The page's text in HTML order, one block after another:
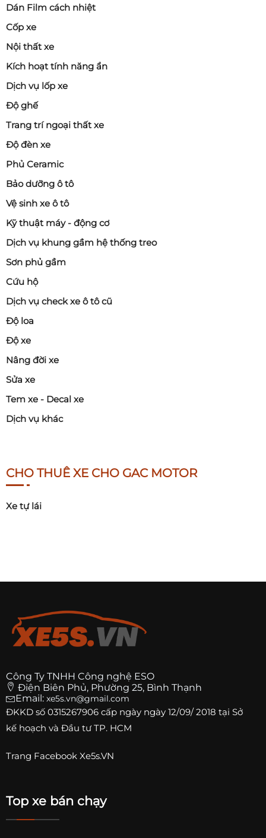
Dán Film cách nhiệt
Cốp xe
Nội thất xe
Kích hoạt tính năng ẩn
Dịch vụ lốp xe
Độ ghế
Trang trí ngoại thất xe
Độ đèn xe
Phủ Ceramic
Bảo dưỡng ô tô
Vệ sinh xe ô tô
Kỹ thuật máy - động cơ
Dịch vụ khung gầm hệ thống treo
Sơn phủ gầm
Cứu hộ
Dịch vụ check xe ô tô cũ
Độ loa
Độ xe
Nâng đời xe
Sửa xe
Tem xe - Decal xe
Dịch vụ khác
CHO THUÊ XE CHO GAC MOTOR
Xe tự lái
Công Ty TNHH Công nghệ ESO
Điện Biên Phủ, Phường 25, Bình Thạnh
Email: xe5s.vn@gmail.com
ĐKKD số 0315267906 cấp ngày ngày 12/09/ 2018 tại Sở
kế hoạch và Đầu tư TP. HCM
Trang Facebook Xe5s.VN
Top xe bán chạy